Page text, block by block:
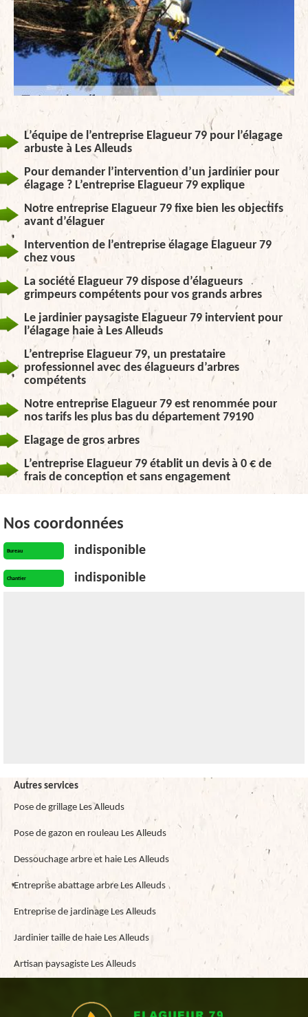
L’équipe de l’entreprise Elagueur 79 pour l’élagage
arbuste à Les Alleuds
Pour demander l’intervention d’un jardinier pour
élagage ? L’entreprise Elagueur 79 explique
Notre entreprise Elagueur 79 fixe bien les objectifs
avant d’élaguer
Intervention de l’entreprise élagage Elagueur 79
chez vous
La société Elagueur 79 dispose d’élagueurs
grimpeurs compétents pour vos grands arbres
Le jardinier paysagiste Elagueur 79 intervient pour
l’élagage haie à Les Alleuds
L’entreprise Elagueur 79, un prestataire
professionnel avec des élagueurs d’arbres
compétents
Notre entreprise Elagueur 79 est renommée pour
nos tarifs les plus bas du département 79190
Elagage de gros arbres
L’entreprise Elagueur 79 établit un devis à 0 € de
frais de conception et sans engagement
Nos coordonnées
Bureau indisponible
Chantier indisponible
Autres services
Pose de grillage Les Alleuds
Pose de gazon en rouleau Les Alleuds
Dessouchage arbre et haie Les Alleuds
Entreprise abattage arbre Les Alleuds
Entreprise de jardinage Les Alleuds
Jardinier taille de haie Les Alleuds
Artisan paysagiste Les Alleuds